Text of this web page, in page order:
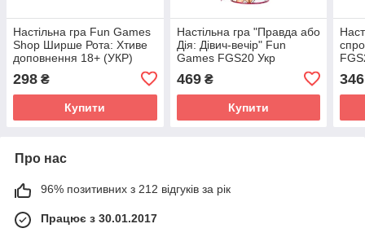
Настільна гра Fun Games
Shop Ширше Рота: Хтиве
доповнення 18+ (УКР)
298 ₴
Купити
Настільна гра "Правда або
Дія: Дівич-вечір" Fun
Games FGS20 Укр
469₴
Купити
346
Про нас
96% позитивних з 212 відгуків за рік
Працює з 30.01.2017